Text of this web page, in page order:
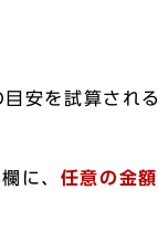
安を試算され
に、 任意の金